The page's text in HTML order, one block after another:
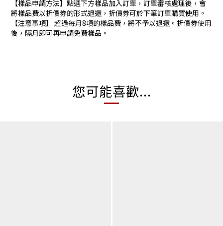
【樣品申請方法】點選下方樣品加入訂單，訂單審核處理後，會
將樣品費以折價券的形式退還，折價券可於下筆訂單購買使用。
【注意事項】 超過每月8項的樣品費，將不予以退還。折價券使用
後，隔月即可再申請免費樣品。
您可能喜歡...